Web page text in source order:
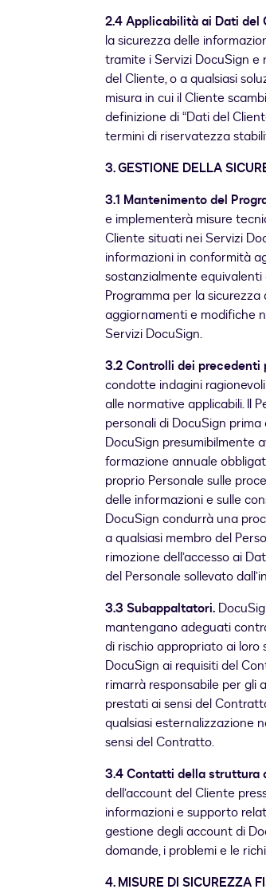
2.4 Applicabilità ai Dati del
la sicurezza delle
tramite i Servizi DocuSign
del Cliente, o a qualsiasi
misura in cui il Cliente
definizione di “Dati del
termini di riservatezza
3.GESTIONE DELLA
3.1 Mantenimento del
e implementerà misure
Cliente situati nei Servizi
informazioni in conformità
sostanzialmente equivalenti
Programma per la
aggiornamenti e modifiche
Servizi DocuSign.
3.2 Controlli dei precedenti
condotte indagini
alle normative applicabili. Il
personali di DocuSign
DocuSign presumibilmente
formazione annuale
proprio Personale sulle
delle informazioni e sulle
DocuSign condurrà una
a qualsiasi membro del
rimozione dell’accesso ai
del Personale sollevato
3.3 Subappaltatori.
mantengano adeguati
di rischio appropriato ai
DocuSign ai requisiti del
rimarrà responsabile per gli
prestati ai sensi del
qualsiasi esternalizzazione
sensi del Contratto.
3.4 Contatti della struttura
dell’account del Cliente
informazioni e supporto
gestione degli account di
domande, i problemi e le
4.MISURE DI SICUREZZA